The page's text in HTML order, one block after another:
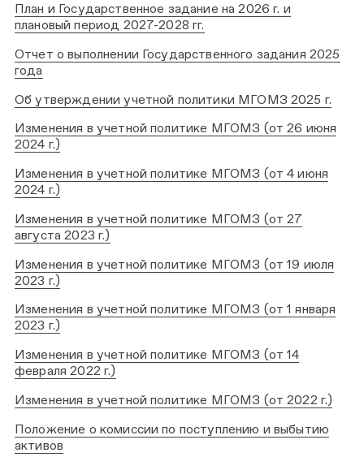
План и Государственное задание на 2026 г. и
плановый период 2027-2028 гг.
Отчет о выполнении Государственного задания 2025
года
Об утверждении учетной политики МГОМЗ 2025 г.
Изменения в учетной политике МГОМЗ (от 26 июня
2024 г.)
Изменения в учетной политике МГОМЗ (от 4 июня
2024 г.)
Изменения в учетной политике МГОМЗ (от 27
августа 2023 г.)
Изменения в учетной политике МГОМЗ (от 19 июля
2023 г.)
Изменения в учетной политике МГОМЗ (от 1 января
2023 г.)
Изменения в учетной политике МГОМЗ (от 14
февраля 2022 г.)
Изменения в учетной политике МГОМЗ (от 2022 г.)
Положение о комиссии по поступлению и выбытию
активов